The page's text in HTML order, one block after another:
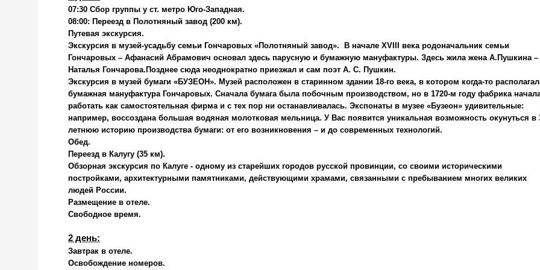
07:30 Сбор группы у ст. метро Юго-Западная.
08:00: Переезд в Полотняный завод (200 км).
Путевая экскурсия.
Экскурсия в музей-усадьбу семьи Гончаровых «Полотняный завод».
В начале XVIII века родоначальник семьи
Гончаровых – Афанасий Абрамович основал здесь парусную и бумажную мануфактуры. Здесь жила жена А.Пушкина –
Наталья Гончарова.Позднее сюда неоднократно приезжал и сам поэт А. С. Пушкин.
Экскурсия в музей бумаги «БУЗЕОН». Музей расположен в старинном здании 18-го века, в котором когда-то
бумажная мануфактура Гончаровых. Сначала бумага была побочным производством, но в 1720-м году фабрика
работать как самостоятельная фирма и с тех пор ни останавливалась. Экспонаты в музее «Бузеон» удивительные:
например, воссоздана большая водяная молотковая мельница. У Вас появится уникальная возможность окунуться в
летнюю историю производства бумаги: от его возникновения – и до современных технологий.
Обед.
Переезд в Калугу (35 км).
Обзорная экскурсия по Калуге - одному из старейших городов русской провинции, со своими историческими
постройками, архитектурными памятниками, действующими храмами, связанными с пребыванием многих великих
людей России.
Размещение в отеле.
Свободное время.
2 день:
Завтрак в отеле.
Освобождение номеров.